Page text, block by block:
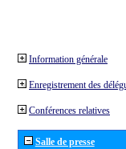
Information générale
Enregistrement des
Conférences relatives
Salle de presse